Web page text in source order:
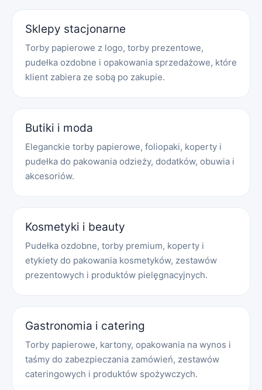
Sklepy stacjonarne
Torby papierowe z logo, torby prezentowe,
pudełka ozdobne i opakowania sprzedażowe, które
klient zabiera ze sobą po zakupie.
Butiki i moda
Eleganckie torby papierowe, foliopaki, koperty i
pudełka do pakowania odzieży, dodatków, obuwia i
akcesoriów.
Kosmetyki i beauty
Pudełka ozdobne, torby premium, koperty i
etykiety do pakowania kosmetyków, zestawów
prezentowych i produktów pielęgnacyjnych.
Gastronomia i catering
Torby papierowe, kartony, opakowania na wynos i
taśmy do zabezpieczania zamówień, zestawów
cateringowych i produktów spożywczych.